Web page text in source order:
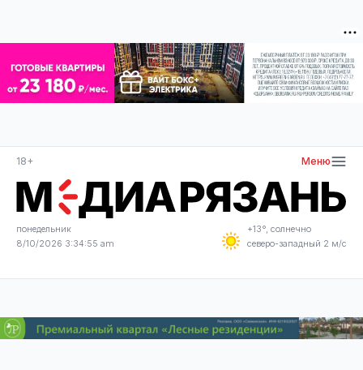
18+ Меню
понедельник
8/10/2026 3:34:55 am
+13°, солнечно
северо-западный 2 м/с